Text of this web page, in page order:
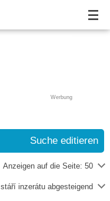
Werbung
Suche editieren
Anzeigen auf die Seite: 50
stáří inzerátu abgesteigend